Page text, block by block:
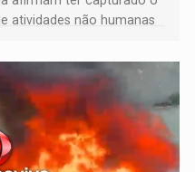
atividades não humanas